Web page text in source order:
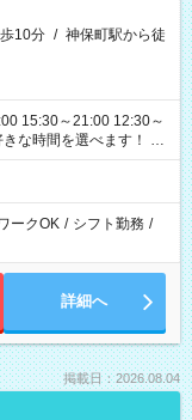
10分 / 神保町駅から徒
15:30～21:00 12:30～
ークOK / シフト勤務 /
詳細へ
掲載日：2026.08.04